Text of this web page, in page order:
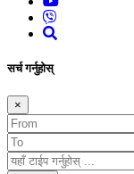
सर्च गर्नुहोस्
×